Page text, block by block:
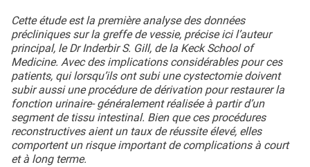
Cette étude est la première analyse des données
précliniques sur la greffe de vessie, précise ici l’auteur
principal, le Dr Inderbir S. Gill, de la Keck School of
Medicine. Avec des implications considérables pour ces
patients, qui lorsqu’ils ont subi une cystectomie doivent
subir aussi une procédure de dérivation pour restaurer la
fonction urinaire- généralement réalisée à partir d’un
segment de tissu intestinal. Bien que ces procédures
reconstructives aient un taux de réussite élevé, elles
comportent un risque important de complications à court
et à long terme.